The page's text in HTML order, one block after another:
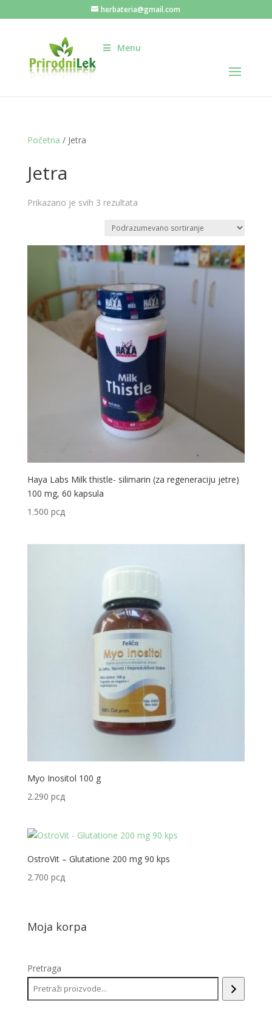
herbateria@gmail.com
Menu
Početna / Jetra
Jetra
Prikazano je svih 3 rezultata
Haya Labs Milk thistle- silimarin (za regeneraciju jetre)
100 mg, 60 kapsula
1.500 рсд
Myo Inositol 100 g
2.290 рсд
OstroVit – Glutatione 200 mg 90 kps
2.700 рсд
Moja korpa
Pretraga